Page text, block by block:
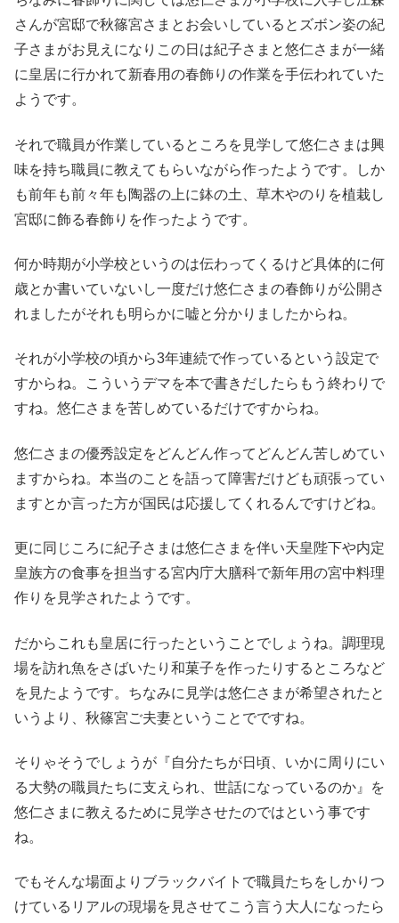
さんが宮邸で秋篠宮さまとお会いしているとズボン姿の紀
子さまがお見えになりこの日は紀子さまと悠仁さまが一緒
に皇居に行かれて新春用の春飾りの作業を手伝われていた
ようです。
それで職員が作業しているところを見学して悠仁さまは興
味を持ち職員に教えてもらいながら作ったようです。しか
も前年も前々年も陶器の上に鉢の土、草木やのりを植栽し
宮邸に飾る春飾りを作ったようです。
何か時期が小学校というのは伝わってくるけど具体的に何
歳とか書いていないし一度だけ悠仁さまの春飾りが公開さ
れましたがそれも明らかに嘘と分かりましたからね。
それが小学校の頃から3年連続で作っているという設定で
すからね。こういうデマを本で書きだしたらもう終わりで
すね。悠仁さまを苦しめているだけですからね。
悠仁さまの優秀設定をどんどん作ってどんどん苦しめてい
ますからね。本当のことを語って障害だけども頑張ってい
ますとか言った方が国民は応援してくれるんですけどね。
更に同じころに紀子さまは悠仁さまを伴い天皇陛下や内定
皇族方の食事を担当する宮内庁大膳科で新年用の宮中料理
作りを見学されたようです。
だからこれも皇居に行ったということでしょうね。調理現
場を訪れ魚をさばいたり和菓子を作ったりするところなど
を見たようです。ちなみに見学は悠仁さまが希望されたと
いうより、秋篠宮ご夫妻ということでですね。
そりゃそうでしょうが『自分たちが日頃、いかに周りにい
る大勢の職員たちに支えられ、世話になっているのか』を
悠仁さまに教えるために見学させたのではという事です
ね。
でもそんな場面よりブラックバイトで職員たちをしかりつ
けているリアルの現場を見させてこう言う大人になったら